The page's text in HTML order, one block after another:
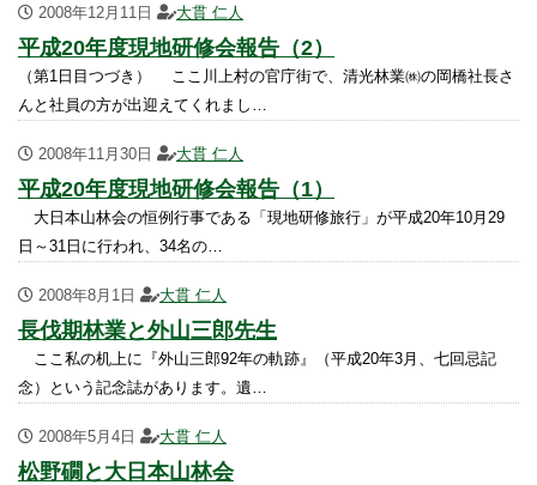
2008年12月11日 大貫 仁人
平成20年度現地研修会報告（2）
（第1日目つづき） ここ川上村の官庁街で、清光林業㈱の岡橋社長さ
んと社員の方が出迎えてくれまし…
2008年11月30日 大貫 仁人
平成20年度現地研修会報告（1）
大日本山林会の恒例行事である「現地研修旅行」が平成20年10月29
日～31日に行われ、34名の…
2008年8月1日 大貫 仁人
長伐期林業と外山三郎先生
ここ私の机上に『外山三郎92年の軌跡』（平成20年3月、七回忌記
念）という記念誌があります。遺…
2008年5月4日 大貫 仁人
松野礀と大日本山林会